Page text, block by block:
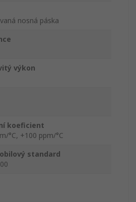
nosná páska
výkon
koeficient
°C, +100 ppm/°C
standard